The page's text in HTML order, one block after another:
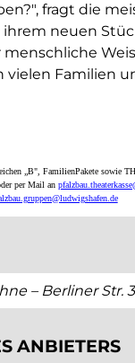
fragt die
ihrem neuen
menschliche
Familien
„B", FamilienPakete sowie
per Mail an
– Berliner
ANBIETERS